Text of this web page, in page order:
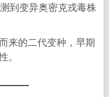
到变异奥密克戎毒株
来的二代变种，早期
。